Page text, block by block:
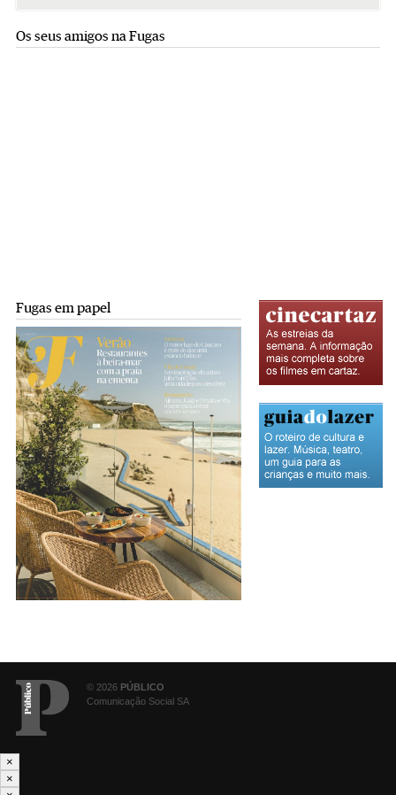
Os seus amigos na Fugas
Fugas em papel
© 2026 PÚBLICO
Comunicação Social SA
×
×